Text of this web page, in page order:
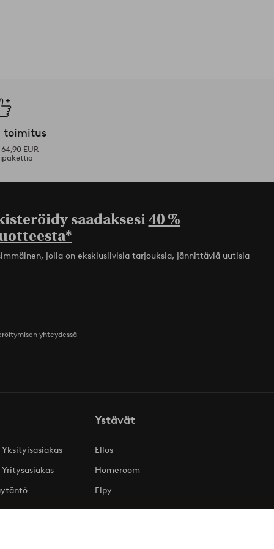
toimitus
EUR
saadaksesi40 %
jolla on eksklusiivisia tarjouksia, jännittäviä uutisia
yhteydessä
Ystävät
Ellos
Homeroom
Elpy